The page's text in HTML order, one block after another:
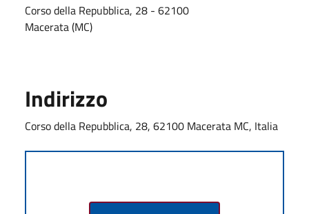
Corso della Repubblica, 28 - 62100
Macerata (MC)
Indirizzo
Corso della Repubblica, 28, 62100 Macerata MC, Italia